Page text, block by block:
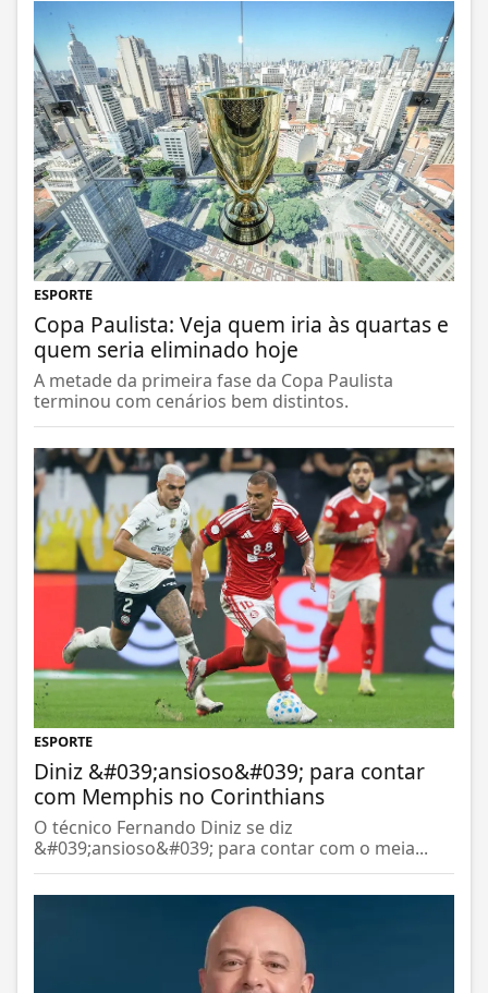
ESPORTE
Copa Paulista: Veja quem iria às quartas e
quem seria eliminado hoje
A metade da primeira fase da Copa Paulista
terminou com cenários bem distintos.
ESPORTE
Diniz &#039;ansioso&#039; para contar
com Memphis no Corinthians
O técnico Fernando Diniz se diz
&#039;ansioso&#039; para contar com o meia...